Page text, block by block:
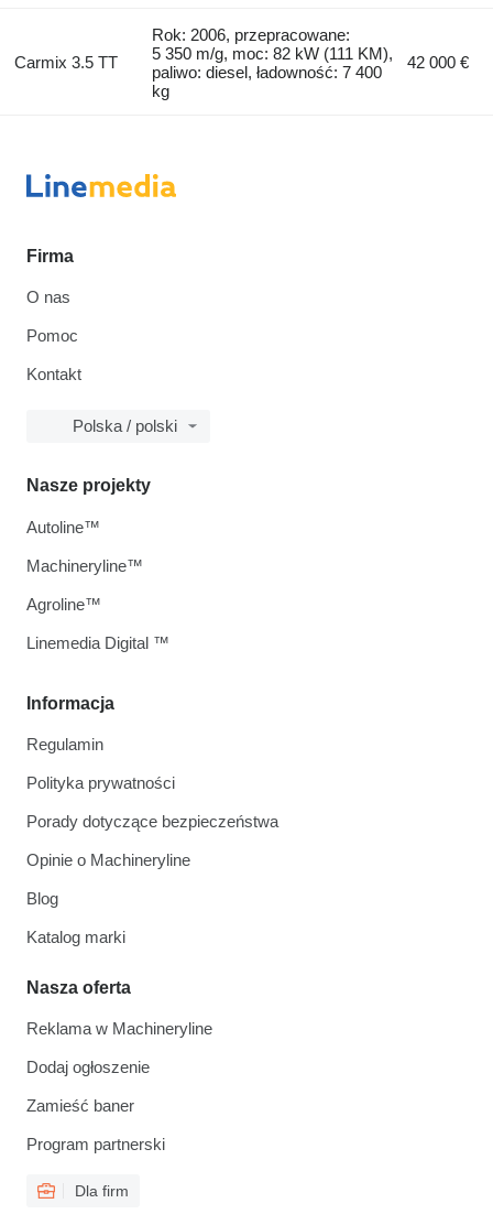
Carmix 3.5 TT
Rok: 2006, przepracowane:
5 350 m/g, moc: 82 kW (111 KM),
paliwo: diesel, ładowność: 7 400
kg
42 000 €
Firma
O nas
Pomoc
Kontakt
Polska / polski
Informacja
Regulamin
Polityka prywatności
Porady dotyczące bezpieczeństwa
Opinie o Machineryline
Blog
Katalog marki
Nasza oferta
Reklama w Machineryline
Dodaj ogłoszenie
Zamieść baner
Program partnerski
Dla firm
Nasze projekty
Autoline™
Machineryline™
Agroline™
Linemedia Digital ™